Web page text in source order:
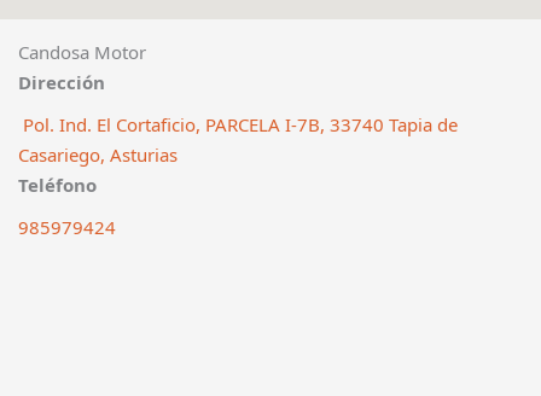
Candosa Motor
Dirección
Pol. Ind. El Cortaficio, PARCELA I-7B, 33740 Tapia de
Casariego, Asturias
Teléfono
985979424